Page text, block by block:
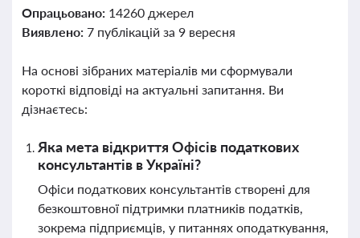
Опрацьовано: 14260 джерел
Виявлено: 7 публікацій за 9 вересня
На основі зібраних матеріалів ми сформували
короткі відповіді на актуальні запитання. Ви
дізнаєтесь:
Яка мета відкриття Офісів податкових
консультантів в Україні?
Офіси податкових консультантів створені для
безкоштовної підтримки платників податків,
зокрема підприємців, у питаннях оподаткування,